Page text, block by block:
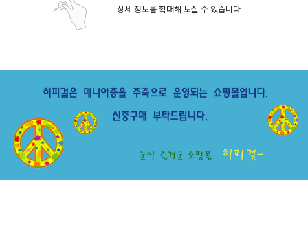
상세 정보를 확대해 보실 수 있습니다.